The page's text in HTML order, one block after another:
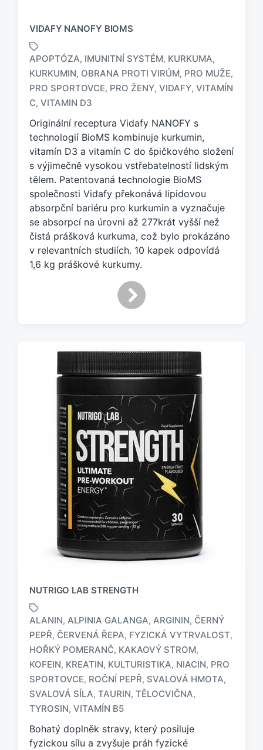
VIDAFY NANOFY BIOMS
z
n
a
e
n
o
t
a
g
m
:
APOPTÓZA, IMUNITNÍ SYSTÉM, KURKUMA,
KURKUMIN, OBRANA PROTI VIRŮM, PRO MUŽE,
PRO SPORTOVCE, PRO ŽENY, VIDAFY, VITAMÍN
C, VITAMIN D3
Originální receptura Vidafy NANOFY s
technologií BioMS kombinuje kurkumin,
vitamín D3 a vitamín C do špičkového složení
s výjimečně vysokou vstřebatelností lidským
tělem. Patentovaná technologie BioMS
společnosti Vidafy překonává lipidovou
absorpční bariéru pro kurkumin a vyznačuje
se absorpcí na úrovni až 277krát vyšší než
čistá prášková kurkuma, což bylo prokázáno
v relevantních studiích. 10 kapek odpovídá
1,6 kg práškové kurkumy.
NUTRIGO LAB STRENGTH
O
z
n
č
e
n
ALANIN, ALPINIA GALANGA, ARGININ, ČERNÝ
PEPŘ, ČERVENÁ ŘEPA, FYZICKÁ VYTRVALOST,
HOŘKÝ POMERANČ, KAKAOVÝ STROM,
KOFEIN, KREATIN, KULTURISTIKA, NIACIN, PRO
SPORTOVCE, ROČNÍ PEPŘ, SVALOVÁ HMOTA,
SVALOVÁ SÍLA, TAURIN, TĚLOCVIČNA,
TYROSIN, VITAMÍN B5
Bohatý doplněk stravy, který posiluje
fyzickou sílu a zvyšuje práh fyzické